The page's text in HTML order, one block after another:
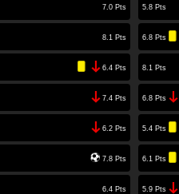
7.0 Pts
8.1 Pts
6.4 Pts
7.4 Pts
6.2 Pts
7.8 Pts
6.4 Pts
5.8 Pts
6.8 Pts
8.1 Pts
6.8 Pts
5.4 Pts
6.1 Pts
5.9 Pts